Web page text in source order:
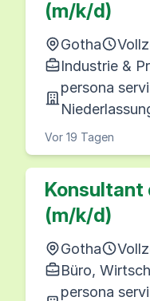
(m/k/d)
Gotha
Industrie &
persona
Vor 19 Tagen
Konsultant
(m/k/d)
Gotha
Büro,
persona